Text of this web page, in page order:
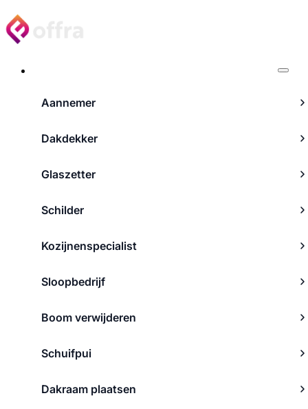
Aannemer
Dakdekker
Glaszetter
Schilder
Kozijnenspecialist
Sloopbedrijf
Boom verwijderen
Schuifpui
Dakraam plaatsen